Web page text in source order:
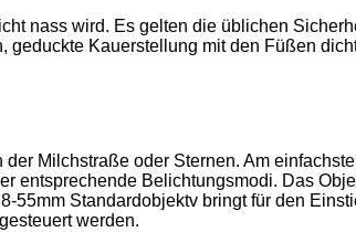
nass wird. Es gelten die üblichen
Kauerstellung mit den Füßen
Milchstraße oder Sternen. Am
entsprechende Belichtungsmodi. Das
Standardobjektv bringt für den
werden.